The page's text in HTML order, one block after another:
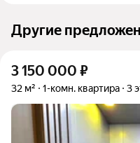
Другие
3 150 000 ₽
32 м² 1-комн. квартира 3